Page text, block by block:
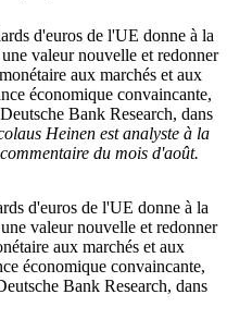
d'euros de l'UE donne à la
valeur nouvelle et redonner
aux marchés et aux
économique convaincante,
Bank Research, dans
Heinen est analyste à la
du mois d'août.
d'euros de l'UE donne à la
valeur nouvelle et redonner
aux marchés et aux
économique convaincante,
Bank Research, dans